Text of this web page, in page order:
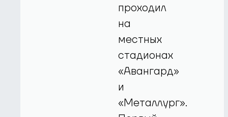
проходил
на
местных
стадионах
«Авангард»
и
«Металлург».